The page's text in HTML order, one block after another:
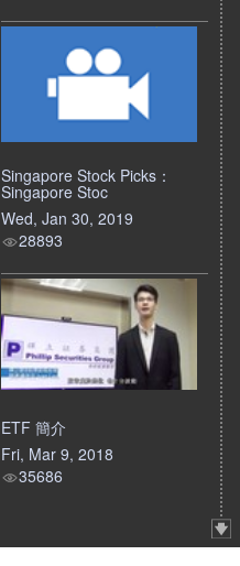
Singapore Stock Picks：
Singapore Stoc
Wed, Jan 30, 2019
28893
ETF 簡介
Fri, Mar 9, 2018
35686